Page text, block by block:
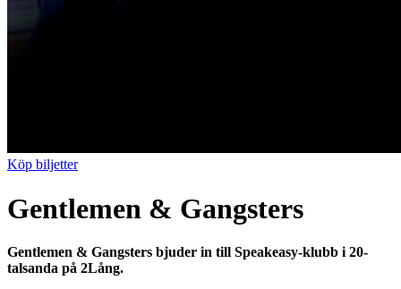
Köp biljetter
Gentlemen & Gangsters
Gentlemen & Gangsters bjuder in till Speakeasy-klubb i 20-
talsanda på 2Lång.